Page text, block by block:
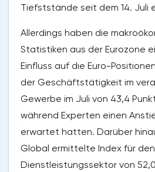
Tiefststände seit dem 14. Juli
Allerdings haben die
Statistiken aus der Eurozone
Einfluss auf die Euro-
der Geschäftstätigkeit im
Gewerbe im Juli von 43,4
während Experten einen
erwartet hatten. Darüber
Global ermittelte Index für den
Dienstleistungssektor von